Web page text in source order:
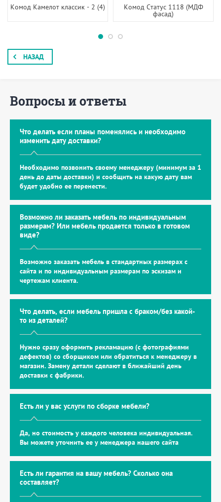
Комод Камелот классик - 2 (4) Комод Статус 1118 (МДФ
фасад)
НАЗАД
Вопросы и ответы
Что делать если планы поменялись и необходимо
изменить дату доставки?
Необходимо позвонить своему менеджеру (минимум за 1
день до даты доставки) и сообщить на какую дату вам
будет удобно ее перенести.
Возможно ли заказать мебель по индивидуальным
размерам? Или мебель продается только в готовом
виде?
Возможно заказать мебель в стандартных размерах с
сайта и по индивидуальным размерам по эскизам и
чертежам клиента.
Что делать, если мебель пришла с браком/без какой-
то из деталей?
Нужно сразу оформить рекламацию (с фотографиями
дефектов) со сборщиком или обратиться к менеджеру в
магазин. Замену детали сделают в ближайший день
доставки с фабрики.
Есть ли у вас услуги по сборке мебели?
Да, но стоимость у каждого человека индивидуальная.
Вы можете уточнить ее у менеджера нашего сайта
Есть ли гарантия на вашу мебель? Сколько она
составляет?